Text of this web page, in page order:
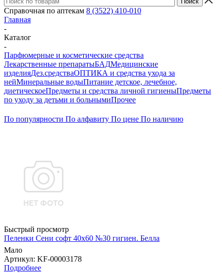
Справочная по аптекам 8 (3522) 410-010
Главная
-
Каталог
-
Парфюмерные и косметические средства
Лекарственные препаратыБАДМедицинские
изделияДез.средстваОПТИКА и средства ухода за
нейМинеральные водыПитание детское, лечебное,
диетическоеПредметы и средства личной гигиеныПредметы
по уходу за детьми и больнымиПрочее
По популярности По алфавиту По цене По наличию
Быстрый просмотр
Пеленки Сени софт 40х60 №30 гигиен. Белла
Мало
Артикул: KF-00003178
Подробнее